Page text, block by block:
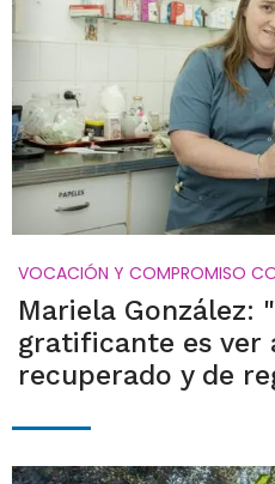
VOCACIÓN Y COMPROMISO
Mariela González:
gratificante es ver
recuperado y de